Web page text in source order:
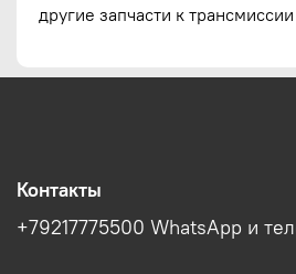
другие запчасти к
Контакты
+79217775500 WhatsApp и